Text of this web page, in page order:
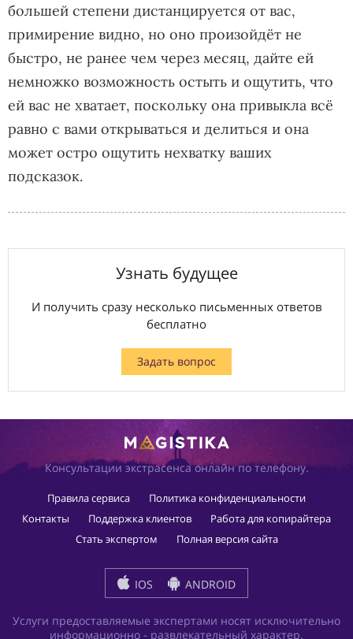
большей степени дистанцируется от вас,
примирение видно, но оно произойдёт не
быстро, не ранее чем через месяц, дайте ей
немножко возможность остыть и ощутить, что
ей вас не хватает, поскольку она привыкла всё
равно с вами открываться и делиться и она
может остро ощутить нехватку ваших
подсказок.
Узнать будущее
И получить сразу несколько письменных ответов
бесплатно
Задать вопрос
Консультации экстрасенса онлайн по телефону.
Правила сервиса
Политика конфиденциальности
Контакты
Поддержка клиентов
Работа для копирайтера
Стать экспертом
Полная версия сайта
IOS ANDROID
Услуги предоставляемые экспертами носят исключительно
информационно - развлекательный характер.